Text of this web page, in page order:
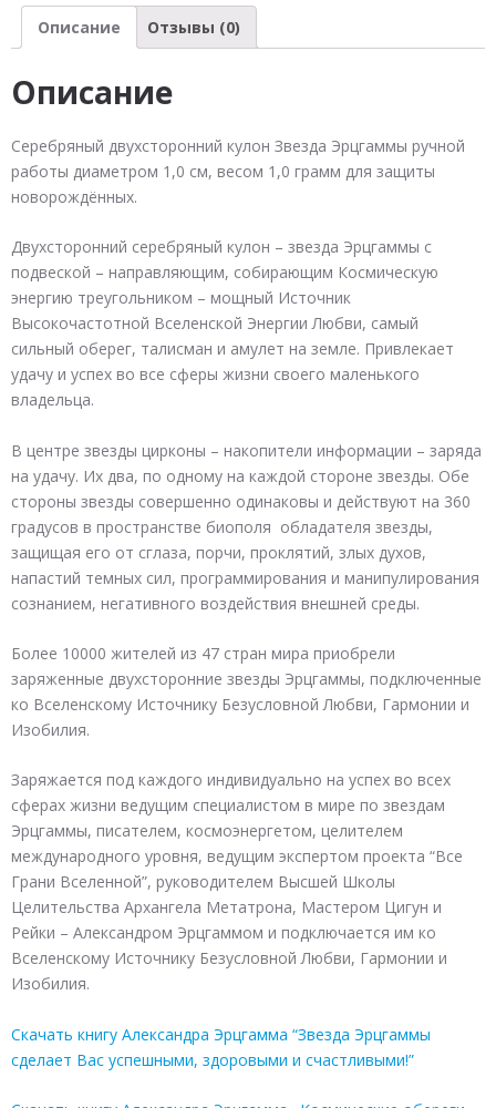
защиты
(серебро,
см,
вес
1,0
камень
-
циркон)
Описание Отзывы (0)
Описание
Серебряный двухсторонний кулон Звезда Эрцгаммы ручной
работы диаметром 1,0 см, весом 1,0 грамм для защиты
новорождённых.
Двухсторонний серебряный кулон – звезда Эрцгаммы с
подвеской – направляющим, собирающим Космическую
энергию треугольником – мощный Источник
Высокочастотной Вселенской Энергии Любви, самый
сильный оберег, талисман и амулет на земле. Привлекает
удачу и успех во все сферы жизни своего маленького
владельца.
В центре звезды цирконы – накопители информации – заряда
на удачу. Их два, по одному на каждой стороне звезды. Обе
стороны звезды совершенно одинаковы и действуют на 360
градусов в пространстве биополя обладателя звезды,
защищая его от сглаза, порчи, проклятий, злых духов,
напастий темных сил, программирования и манипулирования
сознанием, негативного воздействия внешней среды.
Более 10000 жителей из 47 стран мира приобрели
заряженные двухсторонние звезды Эрцгаммы, подключенные
ко Вселенскому Источнику Безусловной Любви, Гармонии и
Изобилия.
Заряжается под каждого индивидуально на успех во всех
сферах жизни ведущим специалистом в мире по звездам
Эрцгаммы, писателем, космоэнергетом, целителем
международного уровня, ведущим экспертом проекта “Все
Грани Вселенной”, руководителем Высшей Школы
Целительства Архангела Метатрона, Мастером Цигун и
Рейки – Александром Эрцгаммом и подключается им ко
Вселенскому Источнику Безусловной Любви, Гармонии и
Изобилия.
Скачать книгу Александра Эрцгамма “Звезда Эрцгаммы
сделает Вас успешными, здоровыми и счастливыми!”